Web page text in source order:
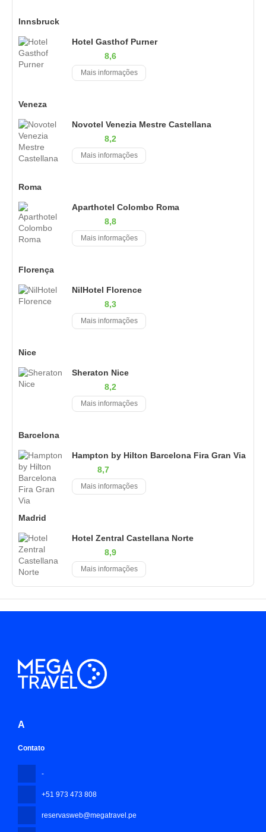
Innsbruck
Hotel Gasthof Purner
8,6
Mais informações
Veneza
Novotel Venezia Mestre Castellana
8,2
Mais informações
Roma
Aparthotel Colombo Roma
8,8
Mais informações
Florença
NilHotel Florence
8,3
Mais informações
Nice
Sheraton Nice
8,2
Mais informações
Barcelona
Hampton by Hilton Barcelona Fira Gran Via
8,7
Mais informações
Madrid
Hotel Zentral Castellana Norte
8,9
Mais informações
A
Contato
-
+51 973 473 808
reservasweb@megatravel.pe